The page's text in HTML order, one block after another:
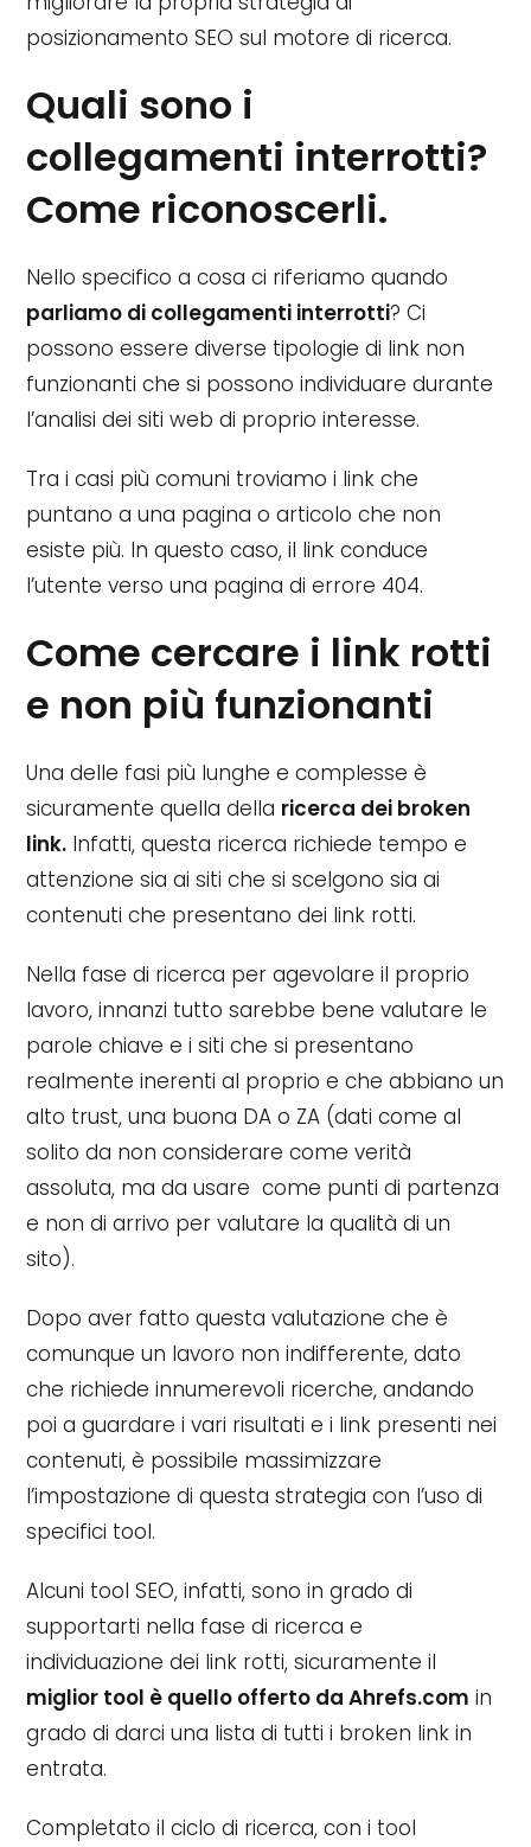
posizionamento SEO sul motore di ricerca.
Quali sono i
collegamenti interrotti?
Come riconoscerli.
Nello specifico a cosa ci riferiamo quando
parliamo di collegamenti interrotti? Ci
possono essere diverse tipologie di link non
funzionanti che si possono individuare durante
l’analisi dei siti web di proprio interesse.
Tra i casi più comuni troviamo i link che
puntano a una pagina o articolo che non
esiste più. In questo caso, il link conduce
l’utente verso una pagina di errore 404.
Come cercare i link rotti
e non più funzionanti
Una delle fasi più lunghe e complesse è
sicuramente quella della ricerca dei broken
link. Infatti, questa ricerca richiede tempo e
attenzione sia ai siti che si scelgono sia ai
contenuti che presentano dei link rotti.
Nella fase di ricerca per agevolare il proprio
lavoro, innanzi tutto sarebbe bene valutare le
parole chiave e i siti che si presentano
realmente inerenti al proprio e che abbiano un
alto trust, una buona DA o ZA (dati come al
solito da non considerare come verità
assoluta, ma da usare come punti di partenza
e non di arrivo per valutare la qualità di un
sito).
Dopo aver fatto questa valutazione che è
comunque un lavoro non indifferente, dato
che richiede innumerevoli ricerche, andando
poi a guardare i vari risultati e i link presenti nei
contenuti, è possibile massimizzare
l’impostazione di questa strategia con l’uso di
specifici tool.
Alcuni tool SEO, infatti, sono in grado di
supportarti nella fase di ricerca e
individuazione dei link rotti, sicuramente il
miglior tool è quello offerto da Ahrefs.com in
grado di darci una lista di tutti i broken link in
entrata.
Completato il ciclo di ricerca, con i tool